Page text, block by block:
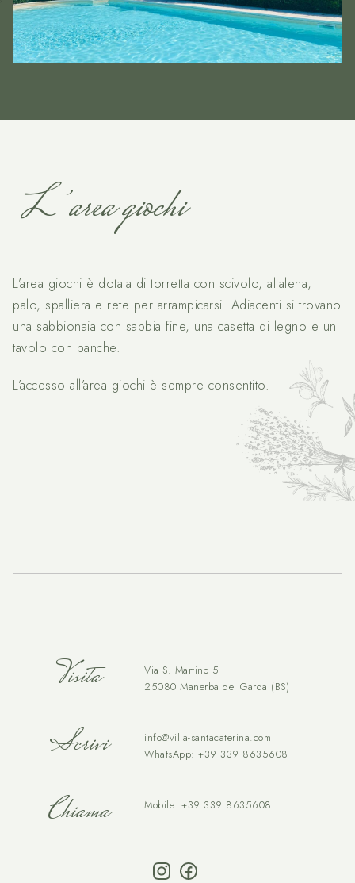
L’area giochi
L’area giochi è dotata di torretta con scivolo, altalena,
palo, spalliera e rete per arrampicarsi. Adiacenti si trovano
una sabbionaia con sabbia fine, una casetta di legno e un
tavolo con panche.
L’accesso all’area giochi è sempre consentito.
Visita
Via S. Martino 5
25080 Manerba del Garda (BS)
Scrivi
info@villa-santacaterina.com
WhatsApp:+39 339 8635608
Chiama Mobile:+39 339 8635608